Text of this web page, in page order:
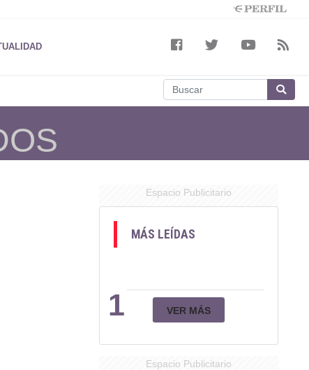
Espacio Publicitario
MÁS LEÍDAS
1 VER MÁS
Espacio Publicitario